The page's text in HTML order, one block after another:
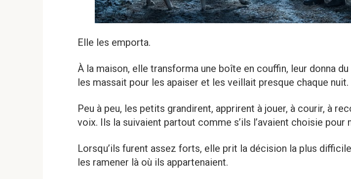
Elle les emporta.
À la maison, elle transforma une boîte en couffin, leur donna du
les massait pour les apaiser et les veillait presque chaque nuit.
Peu à peu, les petits grandirent, apprirent à jouer, à courir, à
voix. Ils la suivaient partout comme s’ils l’avaient choisie pour
Lorsqu’ils furent assez forts, elle prit la décision la plus
les ramener là où ils appartenaient.